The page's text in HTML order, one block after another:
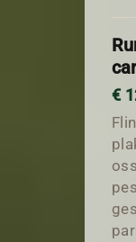
€